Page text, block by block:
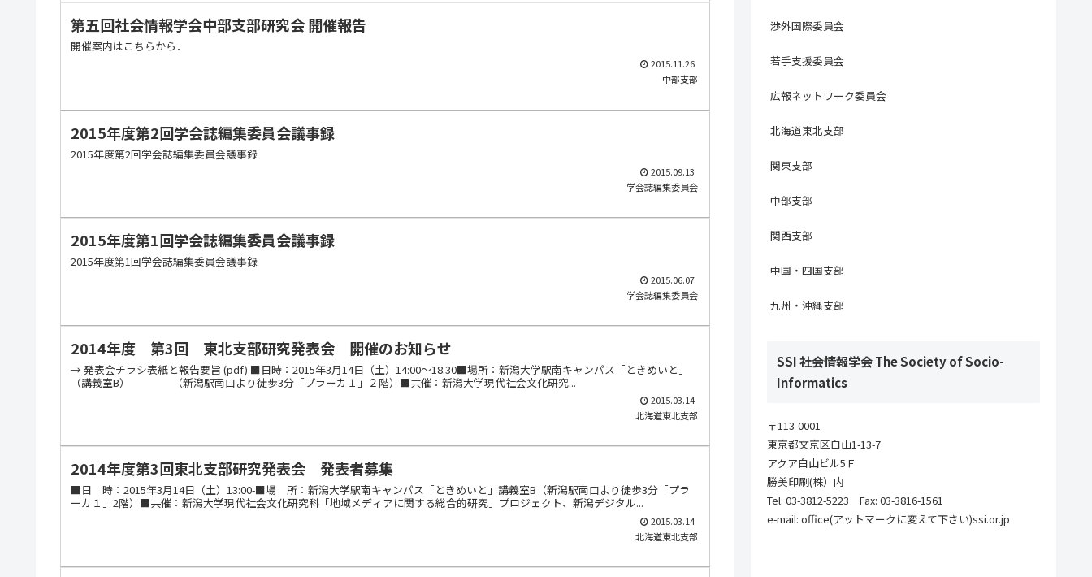
第五回社会情報学会中部支部研究会 開催報告
開催案内はこちらから．
2015.11.26
中部支部
2015年度第2回学会誌編集委員会議事録
2015年度第2回学会誌編集委員会議事録
2015.09.13
学会誌編集委員会
2015年度第1回学会誌編集委員会議事録
2015年度第1回学会誌編集委員会議事録
2015.06.07
学会誌編集委員会
2014年度 第3回 東北支部研究発表会 開催のお知らせ
→ 発表会チラシ表紙と報告要旨 (pdf) ■日時：2015年3月14日（土）14:00～18:30■場所：新潟大学駅南キャンパス「ときめいと」
（講義室B） （新潟駅南口より徒歩3分「プラーカ１」２階）■共催：新潟大学現代社会文化研究...
2015.03.14
北海道東北支部
2014年度第3回東北支部研究発表会 発表者募集
■日 時：2015年3月14日（土）13:00-■場 所：新潟大学駅南キャンパス「ときめいと」講義室B（新潟駅南口より徒歩3分「プラ
ーカ１」2階）■共催：新潟大学現代社会文化研究科「地域メディアに関する総合的研究」プロジェクト、新潟デジタル...
2015.03.14
北海道東北支部
渉外国際委員会
若手支援委員会
広報ネットワーク委員会
北海道東北支部
関東支部
中部支部
関西支部
中国・四国支部
九州・沖縄支部
SSI 社会情報学会 The Society of Socio-
Informatics
〒113-0001
東京都文京区白山1-13-7
アクア白山ビル5Ｆ
勝美印刷(株）内
Tel: 03-3812-5223 Fax: 03-3816-1561
e-mail: office(アットマークに変えて下さい)ssi.or.jp